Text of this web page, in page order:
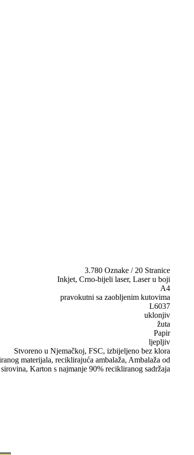
3.780 Oznake / 20 Stranice
Inkjet, Crno-bijeli laser, Laser u boji
A4
pravokutni sa zaobljenim kutovima
L6037
uklonjiv
žuta
Papir
ljepljiv
Stvoreno u Njemačkoj, FSC, izbijeljeno bez klora
materijala, reciklirajuća ambalaža, Ambalaža od
Karton s najmanje 90% recikliranog sadržaja